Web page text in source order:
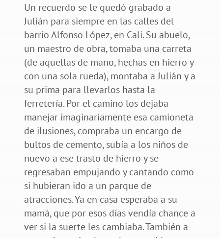
Un recuerdo se le quedó grabado a
Julián para siempre en las calles del
barrio Alfonso López, en Cali. Su abuelo,
un maestro de obra, tomaba una carreta
(de aquellas de mano, hechas en hierro y
con una sola rueda), montaba a Julián y a
su prima para llevarlos hasta la
ferretería. Por el camino los dejaba
manejar imaginariamente esa camioneta
de ilusiones, compraba un encargo de
bultos de cemento, subía a los niños de
nuevo a ese trasto de hierro y se
regresaban empujando y cantando como
si hubieran ido a un parque de
atracciones. Ya en casa esperaba a su
mamá, que por esos días vendía chance a
ver si la suerte les cambiaba. También a